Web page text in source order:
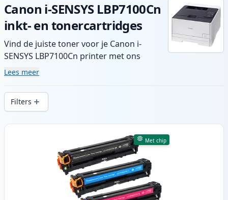
Canon i-SENSYS LBP7100Cn
inkt- en tonercartridges
Vind de juiste toner voor je Canon i-
SENSYS LBP7100Cn printer met ons
assortiment compatibele en high-yield
printkwaliteit en snelle levering vanuit
lokale voorraad in .
Lees meer
Filters
Producten
Met chip